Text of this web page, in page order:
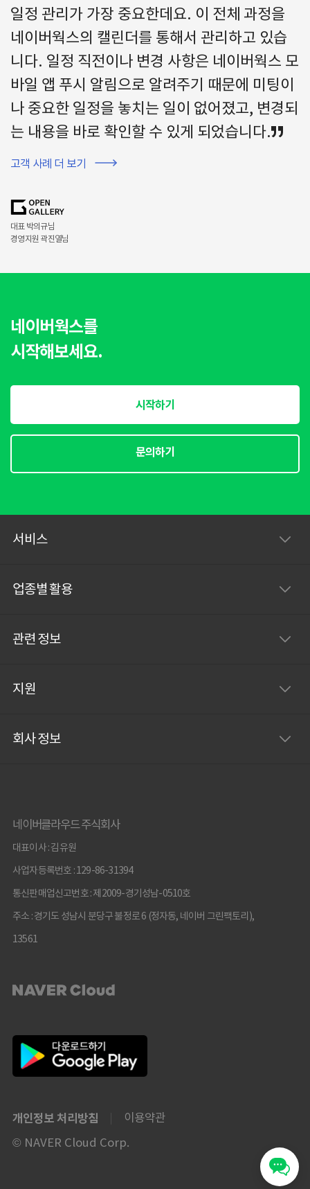
일정 관리가 가장 중요한데요. 이 전체 과정을
네이버웍스의 캘린더를 통해서 관리하고 있습
니다. 일정 직전이나 변경 사항은 네이버웍스 모
바일 앱 푸시 알림으로 알려주기 때문에 미팅이
나 중요한 일정을 놓치는 일이 없어졌고, 변경되
는 내용을 바로 확인할 수 있게 되었습니다.
고객 사례 더 보기
대표 박의규님
경영지원 곽진열님
네이버웍스를
시작해보세요.
시작하기
문의하기
서비스
업종별 활용
관련 정보
지원
회사 정보
네이버클라우드 주식회사
대표이사 : 김유원
사업자등록번호 : 129-86-31394
통신판매업신고번호 : 제2009-경기성남-0510호
주소 : 경기도 성남시 분당구 불정로 6 (정자동, 네이버 그린팩토리),
13561
© NAVER Cloud Corp.
개인정보 처리방침 이용약관